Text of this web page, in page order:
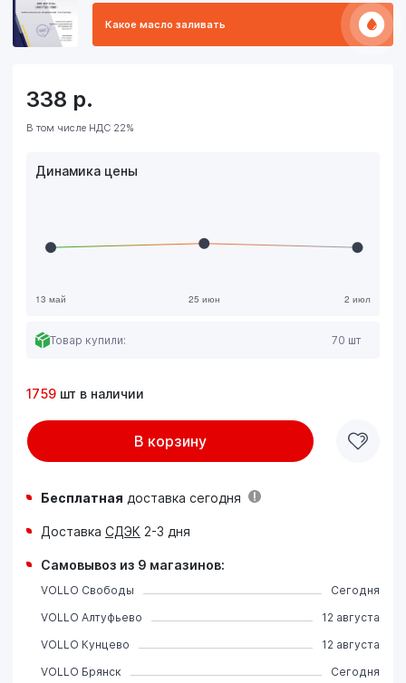
Какое масло заливать
338 р.
В том числе НДС 22%
Динамика цены
Товар купили: 70 шт
1759 шт в наличии
В корзину
Бесплатная доставка сегодня
Доставка СДЭК 2-3 дня
Самовывоз из 9 магазинов:
VOLLO Свободы
Сегодня
VOLLO Алтуфьево
12 августа
VOLLO Кунцево
12 августа
VOLLO Брянск
Сегодня